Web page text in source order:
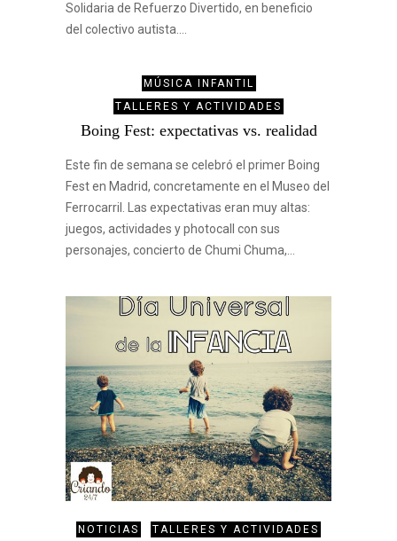
Solidaria de Refuerzo Divertido, en beneficio
del colectivo autista.…
MÚSICA INFANTIL
TALLERES Y ACTIVIDADES
Boing Fest: expectativas vs. realidad
Este fin de semana se celebró el primer Boing
Fest en Madrid, concretamente en el Museo del
Ferrocarril. Las expectativas eran muy altas:
juegos, actividades y photocall con sus
personajes, concierto de Chumi Chuma,…
NOTICIAS TALLERES Y ACTIVIDADES